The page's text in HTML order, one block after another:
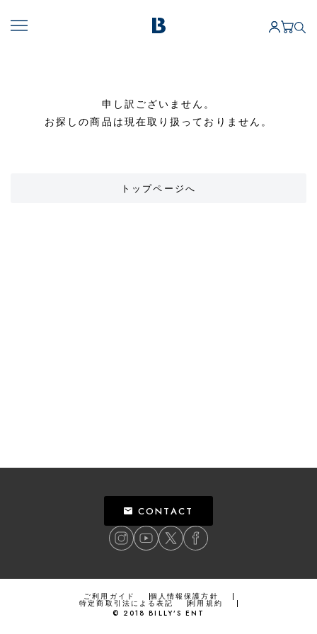
申し訳ございません。
お探しの商品は現在取り扱っておりません。
トップページへ
CONTACT
ご利用ガイド 個人情報保護方針
特定商取引法による表記
利用規約
© 2018 BILLY’S ENT